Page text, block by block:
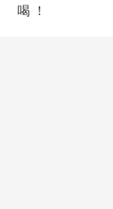
喝！